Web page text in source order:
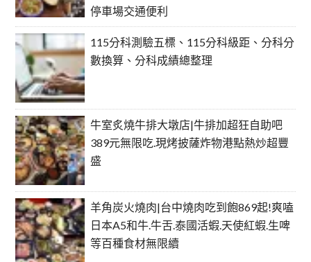
停車場交通便利
115分科測驗五標、115分科級距、分科分
數換算、分科成績總整理
牛室炙燒牛排大墩店|牛排加超狂自助吧
389元無限吃.現烤披薩炸物港點熱炒超豐
盛
羊角炭火燒肉|台中燒肉吃到飽869起!爽嗑
日本A5和牛.牛舌.泰國活蝦.天使紅蝦.生啤
等百種食材無限續